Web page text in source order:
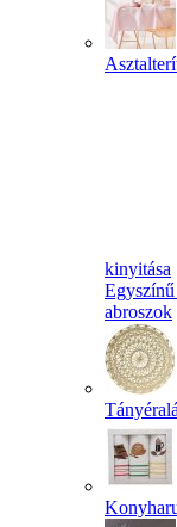
kinyitása
abroszok